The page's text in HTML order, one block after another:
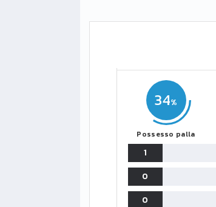
34
Possesso palla
1
0
0